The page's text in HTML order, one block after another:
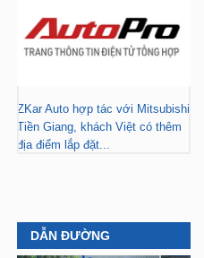
ZKar Auto hợp tác với Mitsubishi
Tiền Giang, khách Việt có thêm
địa điểm lắp đặt...
DẪN ĐƯỜNG